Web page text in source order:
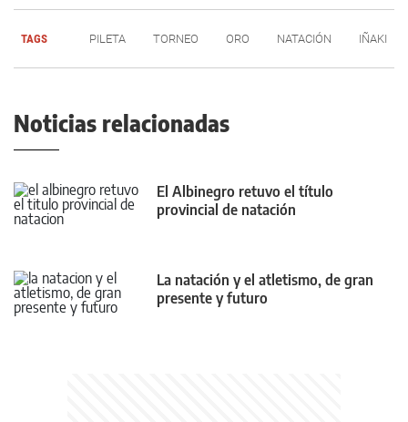
TAGS PILETA TORNEO ORO NATACIÓN IÑAKI
Noticias relacionadas
El Albinegro retuvo el título
provincial de natación
La natación y el atletismo, de gran
presente y futuro